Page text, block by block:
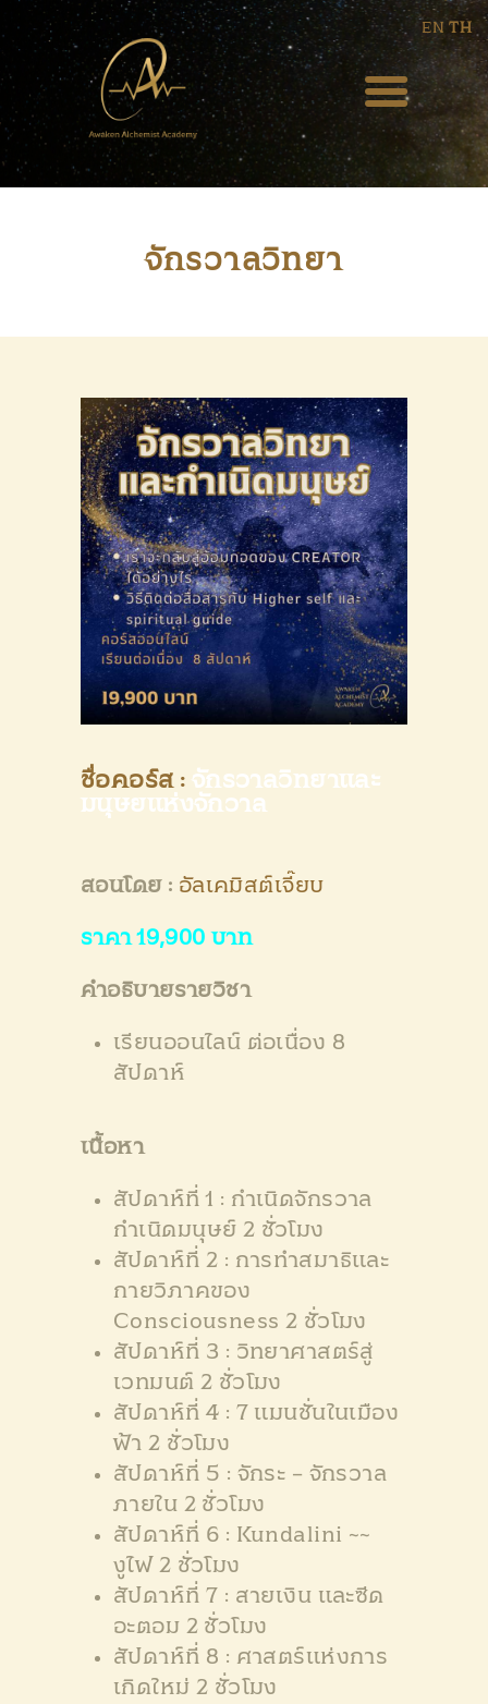
จักรวาลวิทยา
HOME
BLOG
COURSES
SERVICES
PRODUCTS
CONTACT US
ชื่อคอร์ส : จักรวาลวิทยาและ
มนุษยแห่งจักวาล
สอนโดย : อัลเคมิสต์เจี๊ยบ
ราคา 19,900 บาท
คำอธิบายรายวิชา
เรียนออนไลน์ ต่อเนื่อง 8
สัปดาห์
เนื้อหา
สัปดาห์ที่ 1 : กำเนิดจักรวาล
กำเนิดมนุษย์ 2 ชั่วโมง
สัปดาห์ที่ 2 : การทำสมาธิและ
กายวิภาคของ
Consciousness 2 ชั่วโมง
สัปดาห์ที่ 3 : วิทยาศาสตร์สู่
เวทมนต์ 2 ชั่วโมง
สัปดาห์ที่ 4 : 7 แมนชั่นในเมือง
ฟ้า 2 ชั่วโมง
สัปดาห์ที่ 5 : จักระ – จักรวาล
ภายใน 2 ชั่วโมง
สัปดาห์ที่ 6 : Kundalini ~~
งูไฟ 2 ชั่วโมง
สัปดาห์ที่ 7 : สายเงิน และซีด
อะตอม 2 ชั่วโมง
สัปดาห์ที่ 8 : ศาสตร์แห่งการ
เกิดใหม่ 2 ชั่วโมง
EN TH